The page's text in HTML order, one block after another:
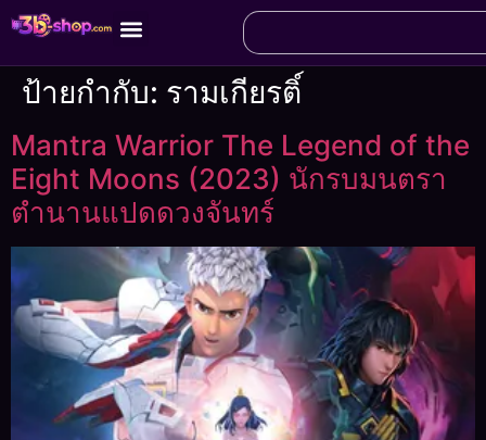
ป้ายกำกับ: รามเกียรติ์
Mantra Warrior The Legend of the
Eight Moons (2023) นักรบมนตรา
ตำนานแปดดวงจันทร์